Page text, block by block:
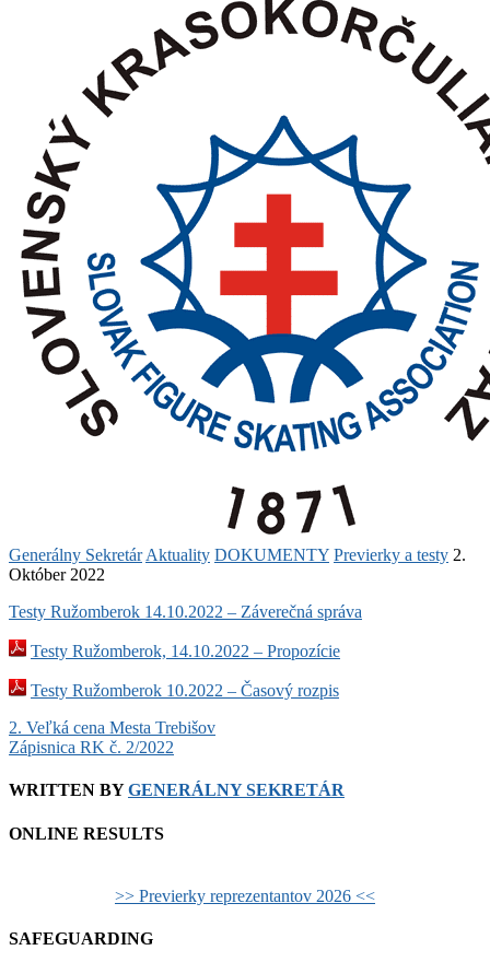
Generálny Sekretár Aktuality DOKUMENTY Previerky a testy 2.
Október 2022
Testy Ružomberok 14.10.2022 – Záverečná správa
Testy Ružomberok, 14.10.2022 – Propozície
Testy Ružomberok 10.2022 – Časový rozpis
Post
navigation
2. Veľká cena Mesta Trebišov
Zápisnica RK č. 2/2022
WRITTEN BYGENERÁLNY SEKRETÁR
ONLINE RESULTS
>> Previerky reprezentantov 2026 <<
SAFEGUARDING